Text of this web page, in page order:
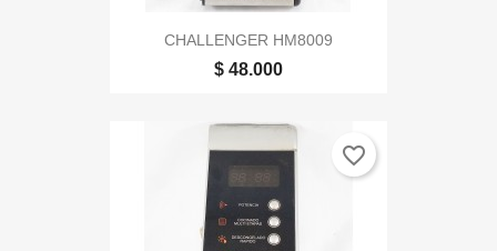
CHALLENGER HM8009
$ 48.000
favorite_border